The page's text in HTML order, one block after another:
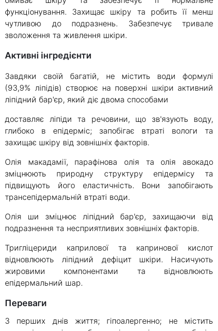
функціонування. Захищає шкіру та робить її менш
чутливою до подразнень. Забезпечує тривале
зволоження та живлення шкіри.
Активні інгредієнти
Завдяки своїй багатій, не містить води формулі
(93,9% ліпідів) створює на поверхні шкіри активний
ліпідний бар'єр, який діє двома способами
доставляє ліпіди та речовини, що зв'язують воду,
глибоко в епідерміс; запобігає втраті вологи та
захищає шкіру від зовнішніх факторів.
Олія макадамії, парафінова олія та олія авокадо
зміцнюють природну структуру епідермісу та
підвищують його еластичність. Вони запобігають
трансепідермальній втраті води.
Олія ши зміцнює ліпідний бар'єр, захищаючи від
подразнення та несприятливих зовнішніх факторів.
Тригліцериди каприлової та капринової кислот
відновлюють ліпідний дефіцит шкіри. Насичують
жировими компонентами та відновлюють
епідермальний шар.
Переваги
З перших днів життя; гіпоалергенно; не містить